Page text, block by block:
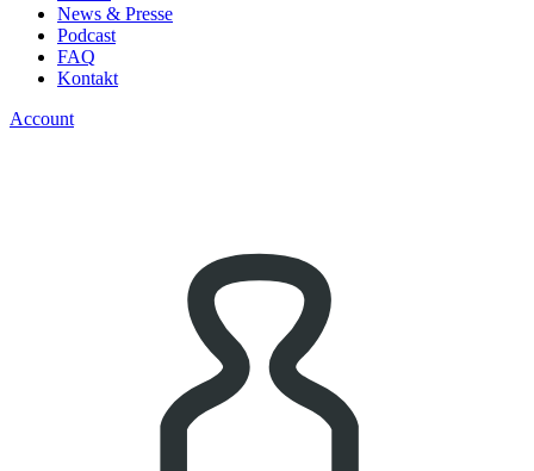
News & Presse
Podcast
FAQ
Kontakt
Account